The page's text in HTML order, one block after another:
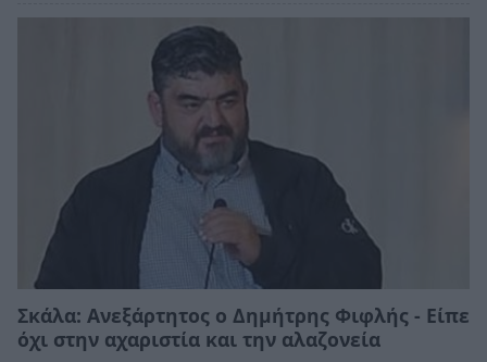
Σκάλα: Ανεξάρτητος ο Δημήτρης Φιφλής - Είπε
όχι στην αχαριστία και την αλαζονεία